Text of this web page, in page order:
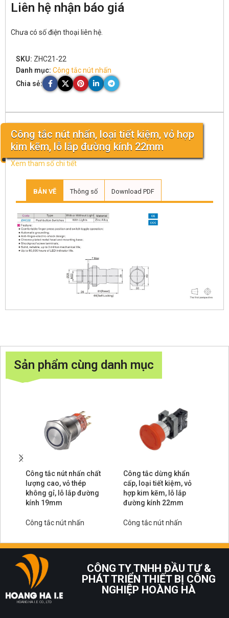
Công tắc nút nhấn, loại tiết kiệm, vỏ hợp
kim kẽm, lỗ lắp đường kính 22mm
Xem tham số chi tiết
BẢN VẼ Thông số Download PDF
Liên hệ nhận báo giá
Chưa có số điện thoại liên hệ.
SKU: ZHC21-22
Danh mục: Công tắc nút nhấn
Chia sẻ:
Sản phẩm cùng danh mục
Công tắc nút nhấn chất
lượng cao, vỏ thép
không gỉ, lỗ lắp đường
kính 19mm
Công tắc nút nhấn
Công tắc dừng khẩn
cấp, loại tiết kiệm, vỏ
hợp kim kẽm, lỗ lắp
đường kính 22mm
Công tắc nút nhấn
HOANG HA I.E CO., LTD
CÔNG TY TNHH ĐẦU TƯ &
PHÁT TRIỂN THIẾT BỊ CÔNG
NGHIỆP HOÀNG HÀ